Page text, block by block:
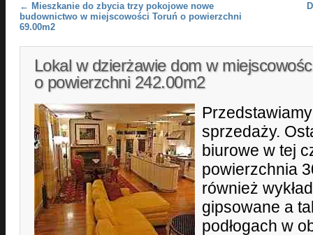
Post navigation
← Mieszkanie do zbycia trzy pokojowe nowe
budownictwo w miejscowości Toruń o powierzchni
69.00m2
Lokal w dzierżawie dom w
o powierzchni 242.00m2
sprzedaży.
biurowe w tej
powierzchnia
również
gipsowane a
podłogach w